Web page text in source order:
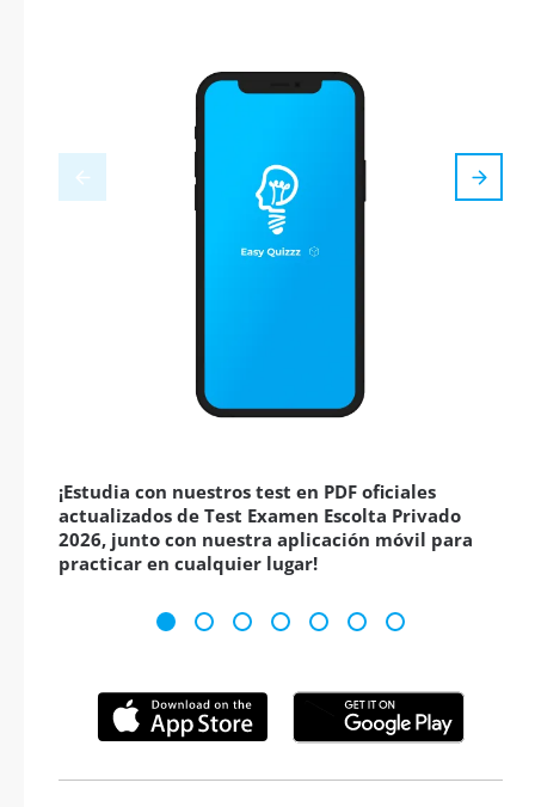
¡Estudia con nuestros test en PDF oficiales
actualizados de Test Examen Escolta Privado
2026, junto con nuestra aplicación móvil para
practicar en cualquier lugar!